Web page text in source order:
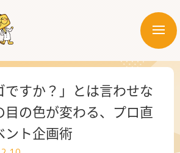
メ
ー
ビス
ですか？」とは言わせな
目の色が変わる、プロ直
ント企画術